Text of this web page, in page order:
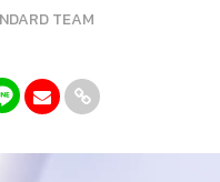
TEAM